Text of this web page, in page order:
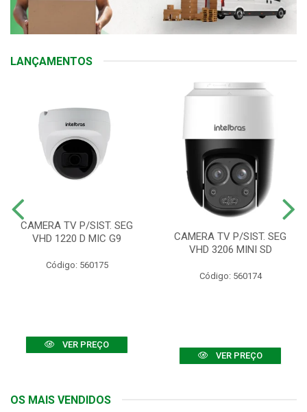
LANÇAMENTOS
CAMERA TV P/SIST. SEG
VHD 1220 D MIC G9
Código: 560175
VER PREÇO
CAMERA TV P/SIST. SEG
VHD 3206 MINI SD
Código: 560174
VER PREÇO
OS MAIS VENDIDOS